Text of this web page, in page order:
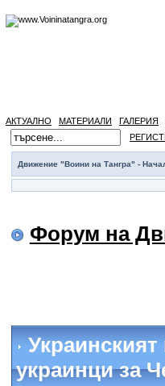
АКТУАЛНО МАТЕРИАЛИ ГАЛЕРИЯ
Движение "Воини на Тангра" -
Форум на
украинци за